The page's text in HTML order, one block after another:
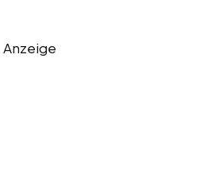
Anzeige